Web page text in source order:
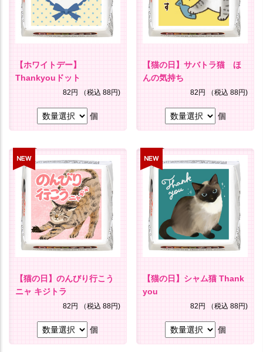
【ホワイトデー】
Thankyouドット
82円 （税込 88円)
個
【猫の日】サバトラ猫 ほ
んの気持ち
82円 （税込 88円)
個
【猫の日】のんびり行こう
ニャ キジトラ
82円 （税込 88円)
個
【猫の日】シャム猫 Thank
you
82円 （税込 88円)
個